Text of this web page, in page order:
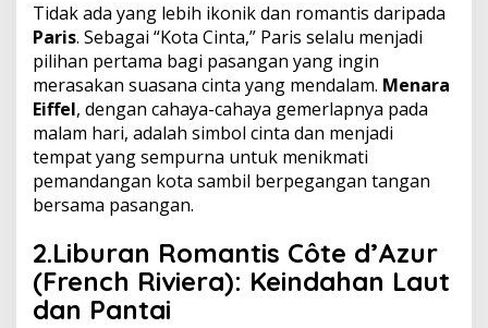
Tidak ada yang lebih ikonik dan romantis daripada
Paris. Sebagai “Kota Cinta,” Paris selalu menjadi
pilihan pertama bagi pasangan yang ingin
merasakan suasana cinta yang mendalam. Menara
Eiffel, dengan cahaya-cahaya gemerlapnya pada
malam hari, adalah simbol cinta dan menjadi
tempat yang sempurna untuk menikmati
pemandangan kota sambil berpegangan tangan
bersama pasangan.
2.Liburan Romantis Côte d’Azur
(French Riviera): Keindahan Laut
dan Pantai